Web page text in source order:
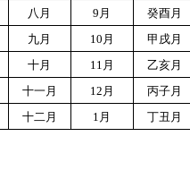
八月 9月
癸酉月
九月 10月
甲戌月
十月 11月
乙亥月
十一月 12月
丙子月
十二月 1月 丁丑月